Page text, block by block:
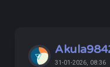
31-01-2026, 08:36